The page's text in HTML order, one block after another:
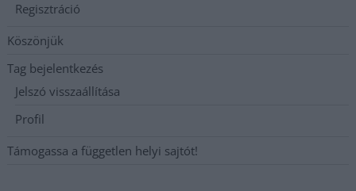
Regisztráció
Köszönjük
Tag bejelentkezés
Jelszó visszaállítása
Profil
Támogassa a független helyi sajtót!